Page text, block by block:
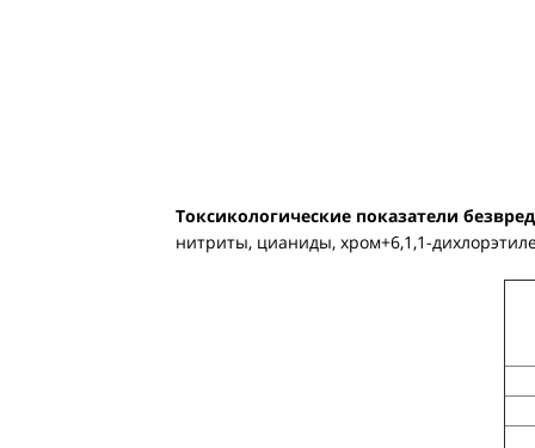
Токсикологические показатели
нитриты, цианиды, хром+6,1,1-